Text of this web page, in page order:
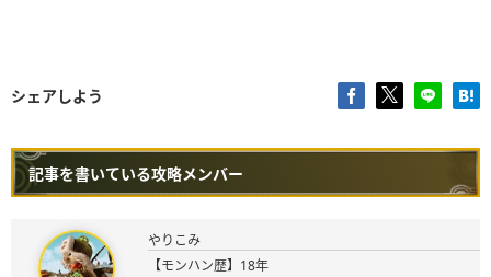
シェアしよう
記事を書いている攻略メンバー
やりこみ
【モンハン歴】18年